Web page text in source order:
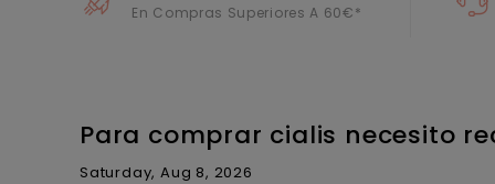
En Compras Superiores A 60€*
Para comprar cialis necesito
Saturday, Aug 8, 2026